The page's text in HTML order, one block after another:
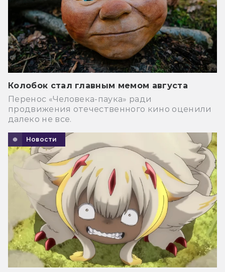
Колобок стал главным мемом августа
Перенос «Человека-паука» ради
продвижения отечественного кино оценили
далеко не все.
Новости